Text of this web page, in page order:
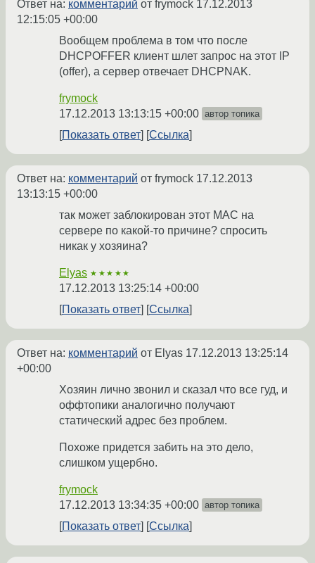
Ответ на: комментарий от frymock 17.12.2013
12:15:05 +00:00
Вообщем проблема в том что после
DHCPOFFER клиент шлет запрос на этот IP
(offer), а сервер отвечает DHCPNAK.
frymock
17.12.2013 13:13:15 +00:00 автор топика
Показать ответ Ссылка
Ответ на: комментарий от frymock 17.12.2013
13:13:15 +00:00
так может заблокирован этот MAC на
сервере по какой-то причине? спросить
никак у хозяина?
Elyas ★★★★★
17.12.2013 13:25:14 +00:00
Показать ответ
Ссылка
Ответ на: комментарий от Elyas 17.12.2013 13:25:14
+00:00
Хозяин лично звонил и сказал что все гуд, и
оффтопики аналогично получают
статический адрес без проблем.
Похоже придется забить на это дело,
слишком ущербно.
frymock
17.12.2013 13:34:35 +00:00 автор топика
Показать ответ Ссылка